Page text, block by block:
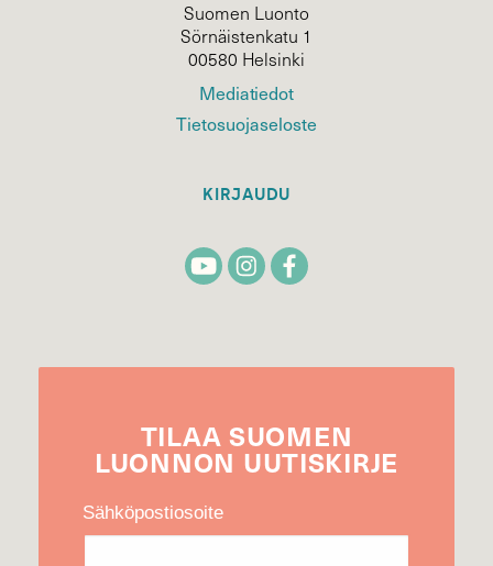
Suomen Luonto
Sörnäistenkatu 1
00580 Helsinki
Mediatiedot
Tietosuojaseloste
KIRJAUDU
TILAA SUOMEN
LUONNON UUTIS­KIRJE
Sähköpostiosoite